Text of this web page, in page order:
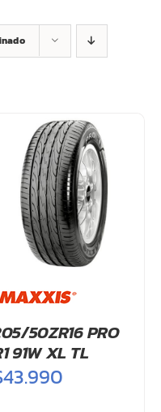
50ZR16 PRO
91W XL TL
43.990